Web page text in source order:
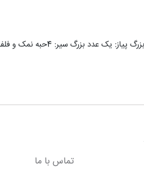
بزرگ سیر: 4حبه نمک و فلفل …
تماس با ما